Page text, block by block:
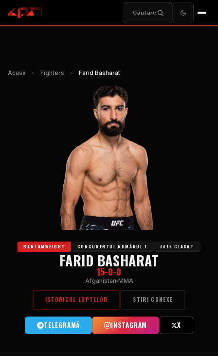
Căutare
Acasă > Fighters > Farid Basharat
BANTAMWEIGHT CONCURENTUL NUMĂRUL 1 ##15 CLASAT
FARID BASHARAT
15-0-0
Afganistan MMA
ISTORICUL LUPTELOR STIRI CONEXE
TELEGRAMĂ INSTAGRAM X